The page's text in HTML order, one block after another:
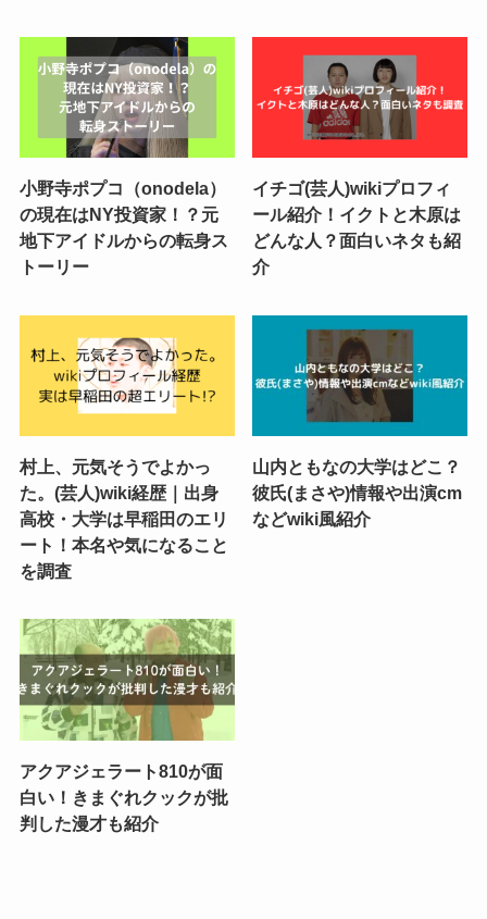
小野寺ポプコ（onodela）
の現在はNY投資家！？元
地下アイドルからの転身ス
トーリー
イチゴ(芸人)wikiプロフィ
ール紹介！イクトと木原は
どんな人？面白いネタも紹
介
村上、元気そうでよかっ
た。(芸人)wiki経歴｜出身
高校・大学は早稲田のエリ
ート！本名や気になること
を調査
山内ともなの大学はどこ？
彼氏(まさや)情報や出演cm
などwiki風紹介
アクアジェラート810が面
白い！きまぐれクックが批
判した漫才も紹介